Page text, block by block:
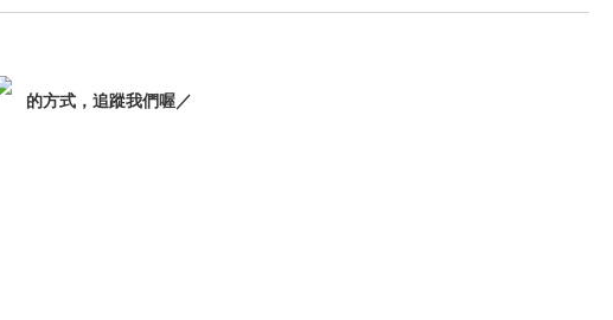
的方式，追蹤我們喔／